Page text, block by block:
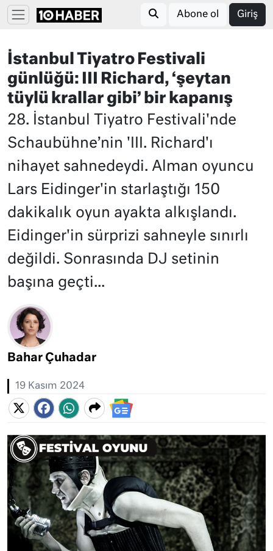
Abone ol Giriş
İstanbul Tiyatro Festivali
günlüğü: III Richard, ‘şeytan
tüylü krallar gibi’ bir kapanış
28. İstanbul Tiyatro Festivali'nde
Schaubühne’nin 'III. Richard'ı
nihayet sahnedeydi. Alman oyuncu
Lars Eidinger'in starlaştığı 150
dakikalık oyun ayakta alkışlandı.
Eidinger'in sürprizi sahneyle sınırlı
değildi. Sonrasında DJ setinin
başına geçti...
Bahar Çuhadar
19 Kasım 2024